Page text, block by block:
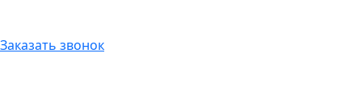
Заказать звонок